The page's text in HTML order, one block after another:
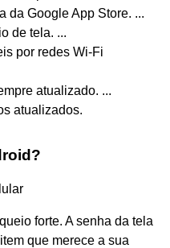
da Google App Store. ...
de tela. ...
por redes Wi-Fi
atualizado. ...
atualizados.
forte. A senha da tela
que merece a sua